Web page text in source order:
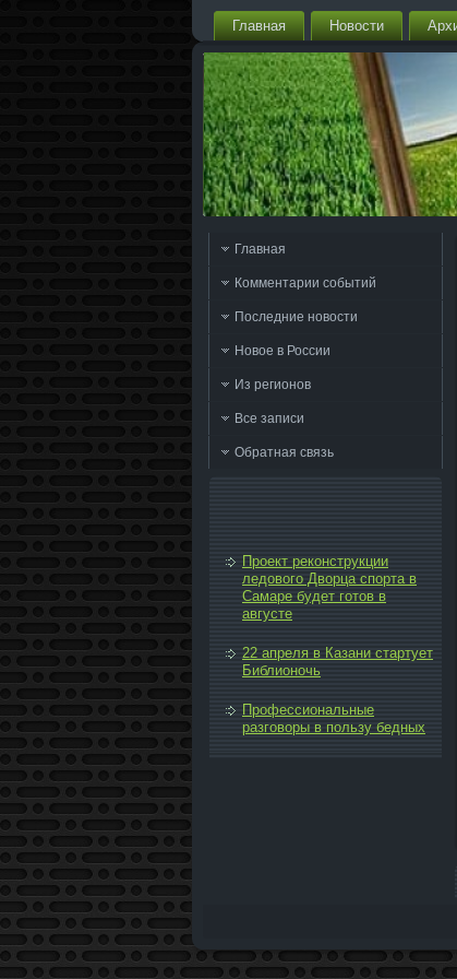
Главная Новости
Главная
Комментарии событий
Последние новости
Новое в России
Из регионов
Все записи
Обратная связь
Проект реконструкции
ледового Дворца спорта в
Самаре будет готов в
августе
22 апреля в Казани стартует
Библионочь
Профессиональные
разговоры в пользу бедных